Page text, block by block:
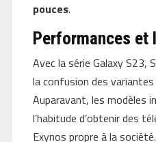
pouces.
Performances et
Avec la série Galaxy
la confusion des
Auparavant, les modèles
l’habitude d’obtenir des
Exynos propre à la